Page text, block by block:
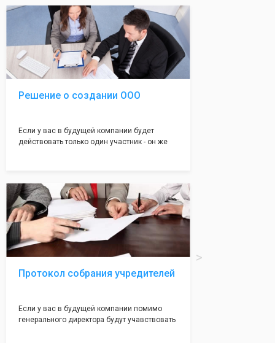
Наша компания предоставит вам свой
уникальный Устав Общества, который
подойдет для любой компании. Устав,
сделанный нашими профессиональными
юристами, успешно проходит регистрацию в
налоговой инспекции!
Решение о создании ООО
Если у вас в будущей компании будет
действовать только один участник - он же
грамотно составят данное заявление, а Вам
нужно будет только поставить подпись на
нём!
Протокол собрания учредителей
Если у вас в будущей компании помимо
генерального директора будут учавствовать